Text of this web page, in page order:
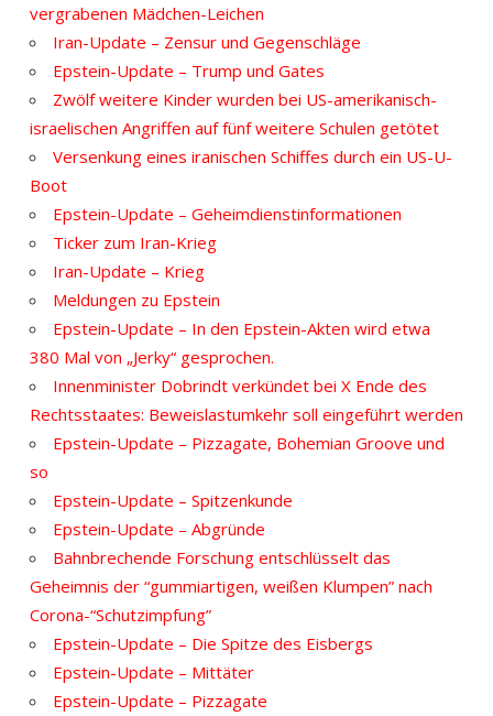
vergrabenen Mädchen-Leichen
Iran-Update – Zensur und Gegenschläge
Epstein-Update – Trump und Gates
Zwölf weitere Kinder wurden bei US-amerikanisch-
israelischen Angriffen auf fünf weitere Schulen getötet
Versenkung eines iranischen Schiffes durch ein US-U-
Boot
Epstein-Update – Geheimdienstinformationen
Ticker zum Iran-Krieg
Iran-Update – Krieg
Meldungen zu Epstein
Epstein-Update – In den Epstein-Akten wird etwa
380 Mal von „Jerky“ gesprochen.
Innenminister Dobrindt verkündet bei X Ende des
Rechtsstaates: Beweislastumkehr soll eingeführt werden
Epstein-Update – Pizzagate, Bohemian Groove und
so
Epstein-Update – Spitzenkunde
Epstein-Update – Abgründe
Bahnbrechende Forschung entschlüsselt das
Geheimnis der “gummiartigen, weißen Klumpen” nach
Corona-“Schutzimpfung”
Epstein-Update – Die Spitze des Eisbergs
Epstein-Update – Mittäter
Epstein-Update – Pizzagate